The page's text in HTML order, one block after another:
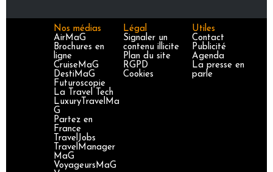
Nos médias
AirMaG
Brochures en
ligne
CruiseMaG
DestiMaG
Futuroscopie
La Travel Tech
LuxuryTravelMa
G
Partez en
France
TravelJobs
TravelManager
MaG
VoyageursMaG
Légal
Signaler un
contenu illicite
Plan du site
RGPD
Cookies
Utiles
Contact
Publicité
Agenda
La presse en
parle